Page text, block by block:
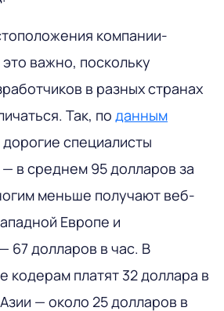
компании-
важно, поскольку
в разных странах
Так, по данным
специалисты
в среднем 95 долларов за
меньше получают веб-
Европе и
67 долларов в час. В
кодерам платят 32 доллара в
— около 25 долларов в